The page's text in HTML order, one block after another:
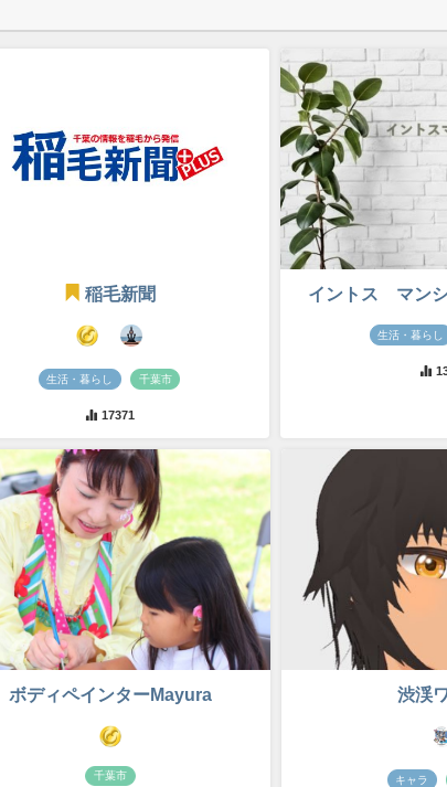
稲毛新聞
生活・暮らし 千葉市
17371
イントス マン
生活・暮らし
ボディペインターMayura
千葉市
渋渓
キャラ